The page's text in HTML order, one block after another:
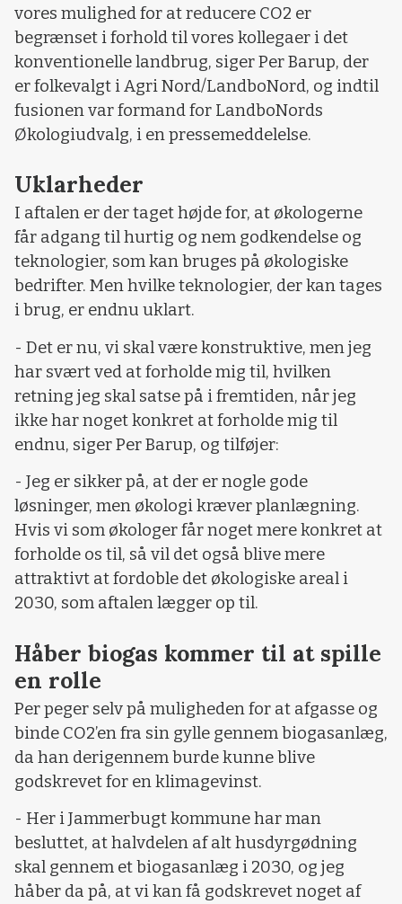
vores mulighed for at reducere CO2 er
begrænset i forhold til vores kollegaer i det
konventionelle landbrug, siger Per Barup, der
er folkevalgt i Agri Nord/LandboNord, og indtil
fusionen var formand for LandboNords
Økologiudvalg, i en pressemeddelelse.
Uklarheder
I aftalen er der taget højde for, at økologerne
får adgang til hurtig og nem godkendelse og
teknologier, som kan bruges på økologiske
bedrifter. Men hvilke teknologier, der kan tages
i brug, er endnu uklart.
- Det er nu, vi skal være konstruktive, men jeg
har svært ved at forholde mig til, hvilken
retning jeg skal satse på i fremtiden, når jeg
ikke har noget konkret at forholde mig til
endnu, siger Per Barup, og tilføjer:
- Jeg er sikker på, at der er nogle gode
løsninger, men økologi kræver planlægning.
Hvis vi som økologer får noget mere konkret at
forholde os til, så vil det også blive mere
attraktivt at fordoble det økologiske areal i
2030, som aftalen lægger op til.
Håber biogas kommer til at spille
en rolle
Per peger selv på muligheden for at afgasse og
binde CO2’en fra sin gylle gennem biogasanlæg,
da han derigennem burde kunne blive
godskrevet for en klimagevinst.
- Her i Jammerbugt kommune har man
besluttet, at halvdelen af alt husdyrgødning
skal gennem et biogasanlæg i 2030, og jeg
håber da på, at vi kan få godskrevet noget af